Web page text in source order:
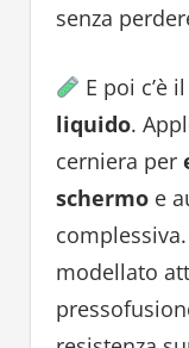
senza
E poi c’è
liquido.
cerniera per
schermoe
modellato